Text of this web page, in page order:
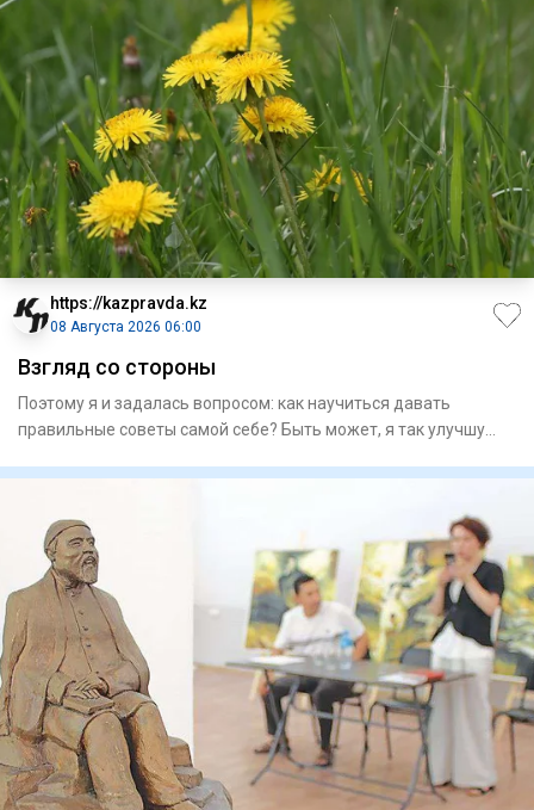
https://kazpravda.kz
08 Августа 2026 06:00
Взгляд со стороны
Поэтому я и задалась вопросом: как научиться давать
правильные советы самой себе? Быть может, я так улучшу